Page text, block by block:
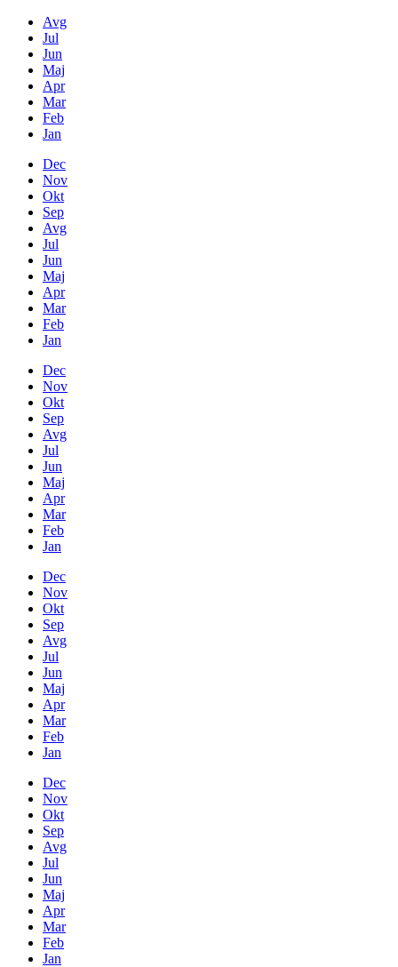
Avg
Jul
Jun
Maj
Apr
Mar
Feb
Jan
Dec
Nov
Okt
Sep
Avg
Jul
Jun
Maj
Apr
Mar
Feb
Jan
Dec
Nov
Okt
Sep
Avg
Jul
Jun
Maj
Apr
Mar
Feb
Jan
Dec
Nov
Okt
Sep
Avg
Jul
Jun
Maj
Apr
Mar
Feb
Jan
Dec
Nov
Okt
Sep
Avg
Jul
Jun
Maj
Apr
Mar
Feb
Jan